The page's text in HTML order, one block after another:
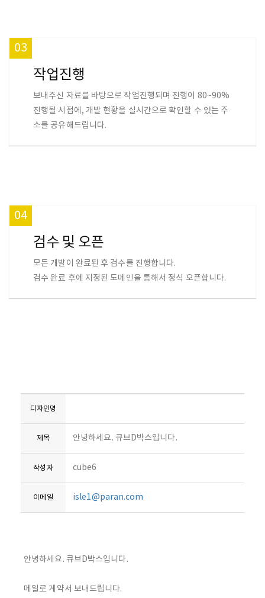
03
작업진행
보내주신 자료를 바탕으로 작업진행되며 진행이 80~90%
진행될 시점에, 개발 현황을 실시간으로 확인할 수 있는 주
소를 공유해드립니다.
04
검수 및 오픈
모든 개발이 완료된 후 검수를 진행합니다.
검수 완료 후에 지정된 도메인을 통해서 정식 오픈합니다.
디자인명
제목 안녕하세요. 큐브D박스입니다.
작성자 cube6
이메일 isle1@paran.com
안녕하세요. 큐브D박스입니다.
메일로 계약서 보내드립니다.